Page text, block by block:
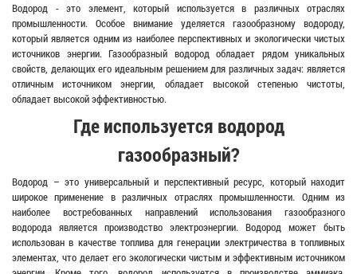
Водород - это элемент, который используется в различных отраслях
промышленности. Особое внимание уделяется газообразному водороду,
который является одним из наиболее перспективных и экологически чистых
источников энергии. Газообразный водород обладает рядом уникальных
свойств, делающих его идеальным решением для различных задач: является
отличным источником энергии, обладает высокой степенью чистоты,
обладает высокой эффективностью.
Где используется водород
газообразный?
Водород – это универсальный и перспективный ресурс, который находит
широкое применение в различных отраслях промышленности. Одним из
наиболее востребованных направлений использования газообразного
водорода является производство электроэнергии. Водород может быть
использован в качестве топлива для генерации электричества в топливных
элементах, что делает его экологически чистым и эффективным источником